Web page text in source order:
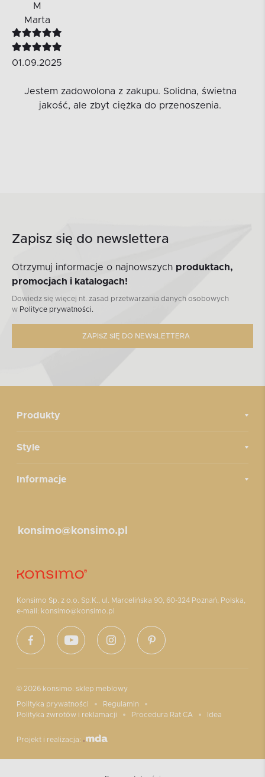
M
Marta
01.09.2025
Jestem zadowolona z zakupu. Solidna, świetna
jakość, ale zbyt ciężka do przenoszenia.
Zapisz się do newslettera
Otrzymuj informacje o najnowszych produktach,
promocjach i katalogach!
Dowiedz się więcej nt. zasad przetwarzania danych osobowych
w Polityce prywatności.
ZAPISZ SIĘ DO NEWSLETTERA
Produkty
Style
Informacje
Konsimo Sp. z o.o. Sp.K., ul. Marcelińska 90, 60-324 Poznań, Polska,
e-mail: konsimo@konsimo.pl
konsimo@konsimo.pl
© 2026 konsimo. sklep meblowy
Polityka prywatności
Regulamin
Polityka zwrotów i reklamacji
Procedura Rat CA Idea
Projekt i realizacja: